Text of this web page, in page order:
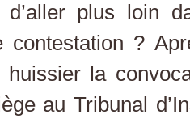
d’aller plus loin
contestation ?
la
au Tribunal